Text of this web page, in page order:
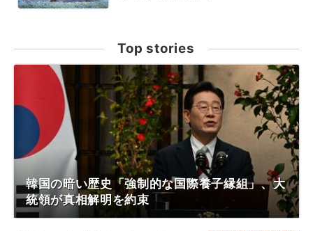
Top stories
韓国の暗い歴史「強制的な国際養子縁組」、大
統領が真相解明を約束